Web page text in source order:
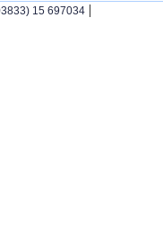
15 697034 |